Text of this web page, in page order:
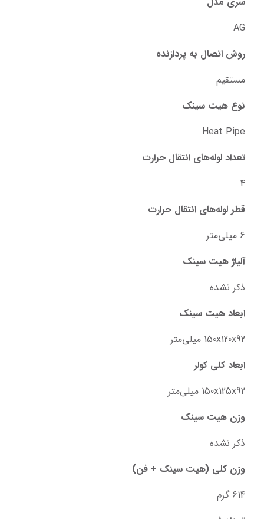
AG
روش اتصال به پردازنده
مستقیم
نوع هیت سینک
Heat Pipe
تعداد لوله‌های انتقال حرارت
4
قطر لوله‌های انتقال حرارت
6 میلی‌متر
آلیاژ هیت سینک
ذکر نشده
ابعاد هیت سینک
150x120x92 میلی‌متر
ابعاد کلی کولر
150x125x92 میلی‌متر
وزن هیت سینک
ذکر نشده
وزن کلی (هیت سینک + فن)
614 گرم